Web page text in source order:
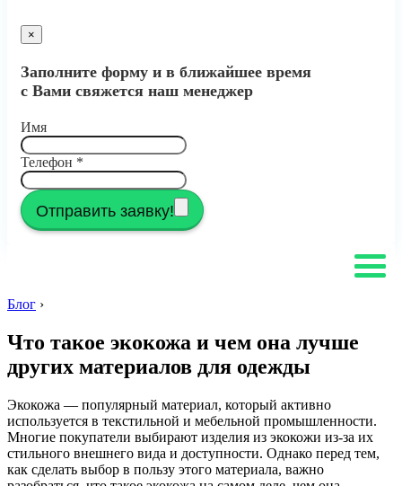
×
Заполните форму и в ближайшее время
с Вами свяжется наш менеджер
Имя
Телефон *
Отправить заявку!
Блог ›
Что такое экокожа и чем она лучше
других материалов для одежды
Экокожа — популярный материал, который активно
используется в текстильной и мебельной промышленности.
Многие покупатели выбирают изделия из экокожи из-за их
стильного внешнего вида и доступности. Однако перед тем,
как сделать выбор в пользу этого материала, важно